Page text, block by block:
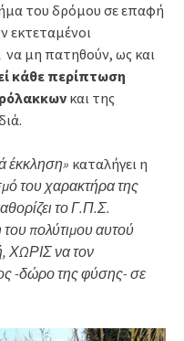
του δρόμου σε επαφή
εκτεταμένοι
να μη πατηθούν, ως και
κάθε περίπτωση
και της
έκκληση» καταλήγει η
του χαρακτήρα της
το Γ.Π.Σ.
πολύτιμου αυτού
ΧΩΡΙΣ να τον
-δώρο της φύσης- σε